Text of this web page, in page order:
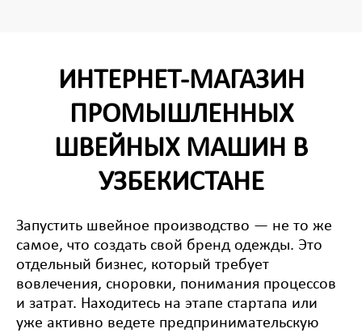
ИНТЕРНЕТ-МАГАЗИН
ПРОМЫШЛЕННЫХ
ШВЕЙНЫХ МАШИН В
УЗБЕКИСТАНЕ
Запустить швейное производство — не то же
самое, что создать свой бренд одежды. Это
отдельный бизнес, который требует
вовлечения, сноровки, понимания процессов
и затрат. Находитесь на этапе стартапа или
уже активно ведете предпринимательскую